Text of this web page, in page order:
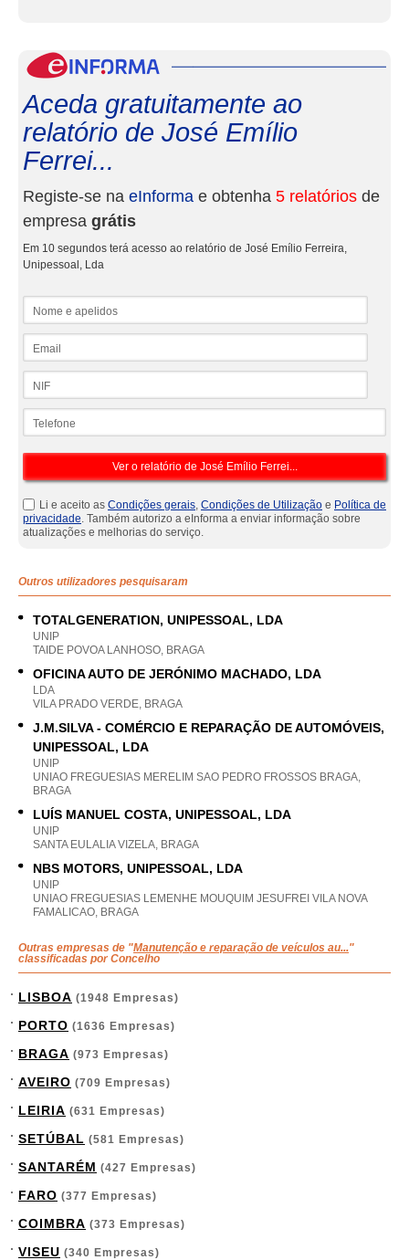
Aceda gratuitamente ao
relatório de José Emílio
Ferrei...
Registe-se na eInforma e obtenha 5 relatórios de
empresa grátis
Em 10 segundos terá acesso ao relatório de José Emílio Ferreira,
Unipessoal, Lda
Li e aceito as Condições gerais, Condições de Utilização e Política de
privacidade. Também autorizo a eInforma a enviar informação sobre
atualizações e melhorias do serviço.
Outros utilizadores pesquisaram
TOTALGENERATION, UNIPESSOAL, LDA
UNIP
TAIDE POVOA LANHOSO, BRAGA
OFICINA AUTO DE JERÓNIMO MACHADO, LDA
LDA
VILA PRADO VERDE, BRAGA
J.M.SILVA - COMÉRCIO E REPARAÇÃO DE AUTOMÓVEIS,
UNIPESSOAL, LDA
UNIP
UNIAO FREGUESIAS MERELIM SAO PEDRO FROSSOS BRAGA,
BRAGA
LUÍS MANUEL COSTA, UNIPESSOAL, LDA
UNIP
SANTA EULALIA VIZELA, BRAGA
NBS MOTORS, UNIPESSOAL, LDA
UNIP
UNIAO FREGUESIAS LEMENHE MOUQUIM JESUFREI VILA NOVA
FAMALICAO, BRAGA
Outras empresas de "Manutenção e reparação de veículos au..."
classificadas por Concelho
LISBOA (1948 Empresas)
PORTO (1636 Empresas)
BRAGA (973 Empresas)
AVEIRO (709 Empresas)
LEIRIA (631 Empresas)
SETÚBAL (581 Empresas)
SANTARÉM (427 Empresas)
FARO (377 Empresas)
COIMBRA (373 Empresas)
VISEU (340 Empresas)